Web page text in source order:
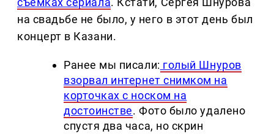
на свадьбе не было, у него в этот день был
концерт в Казани.
Ранее мы писали: голый Шнуров
взорвал интернет снимком на
корточках с носком на
достоинстве. Фото было удалено
спустя два часа, но скрин